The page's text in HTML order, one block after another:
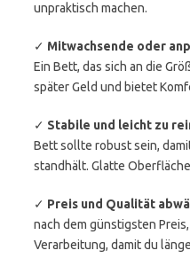
unpraktisch machen.
✓ Mitwachsende oder
Ein Bett, das sich an die
später Geld und bietet
✓ Stabile und leicht zu
Bett sollte robust sein,
standhält. Glatte
✓ Preis und Qualität
nach dem günstigsten
Verarbeitung, damit du